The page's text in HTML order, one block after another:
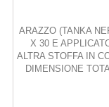
ARAZZO (TANKA
X 30 E
ALTRA STOFFA IN
DIMENSIONE